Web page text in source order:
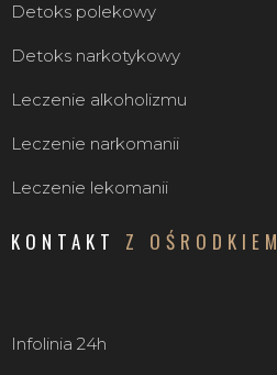
Detoks polekowy
Detoks narkotykowy
Leczenie alkoholizmu
Leczenie narkomanii
Leczenie lekomanii
KONTAKT Z OŚRODKIEM
Infolinia 24h